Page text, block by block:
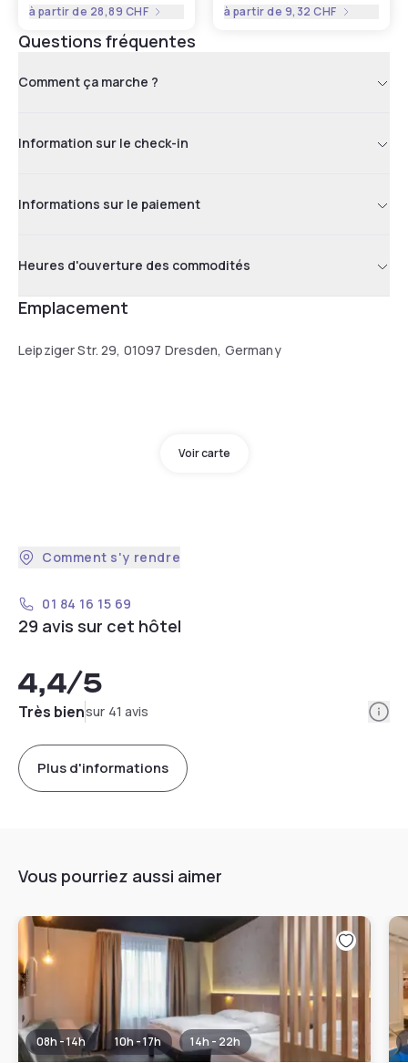
à partir de 28,89 CHF à partir de 9,32 CHF
Questions fréquentes
Comment ça marche ?
Information sur le check-in
Informations sur le paiement
Heures d'ouverture des commodités
Emplacement
Leipziger Str. 29, 01097 Dresden, Germany
Voir carte
Comment s'y rendre
01 84 16 15 69
29 avis sur cet hôtel
4,4/5
Très biensur 41 avis
Plus d'informations
Vous pourriez aussi aimer
08h - 14h 10h - 17h 14h - 22h